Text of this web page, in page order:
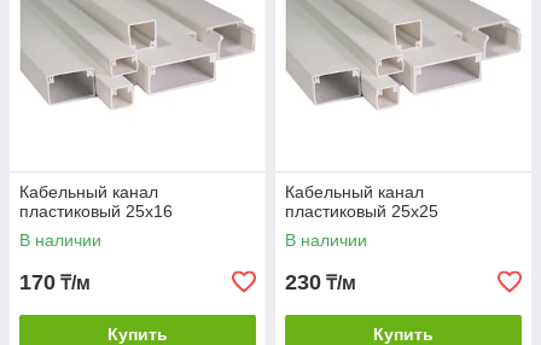
Кабельный канал
пластиковый 25х16
В наличии
170 ₸/м
Купить
Кабельный канал
пластиковый 25х25
В наличии
230 ₸/м
Купить